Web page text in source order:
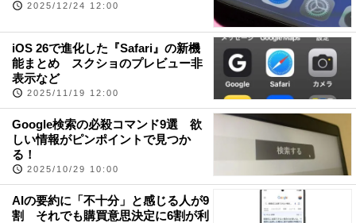
2025/12/24 12:00
iOS 26で進化した『Safari』の新機
能まとめ スクショのプレビュー非
表示など
2025/11/19 12:00
Google検索の必殺コマンド9選 欲
しい情報がピンポイントで見つか
る！
2025/10/29 10:00
AIの要約に「不十分」と感じる人が9
割 それでも購買意思決定に6割が利